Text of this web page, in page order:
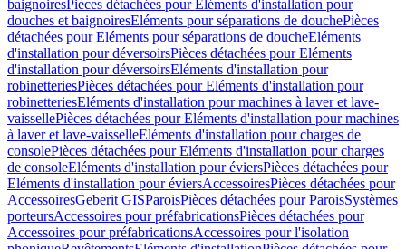
baignoiresPièces détachées pour Eléments d'installation pour
douches et baignoiresEléments pour séparations de douchePièces
détachées pour Eléments pour séparations de doucheEléments
d'installation pour déversoirsPièces détachées pour Eléments
d'installation pour déversoirsEléments d'installation pour
robinetteriesPièces détachées pour Eléments d'installation pour
robinetteriesEléments d'installation pour machines à laver et lave-
vaissellePièces détachées pour Eléments d'installation pour machines
à laver et lave-vaisselleEléments d'installation pour charges de
consolePièces détachées pour Eléments d'installation pour charges
de consoleEléments d'installation pour éviersPièces détachées pour
Eléments d'installation pour éviersAccessoiresPièces détachées pour
AccessoiresGeberit GISParoisPièces détachées pour ParoisSystèmes
porteursAccessoires pour préfabricationsPièces détachées pour
Accessoires pour préfabricationsAccessoires pour l'isolation